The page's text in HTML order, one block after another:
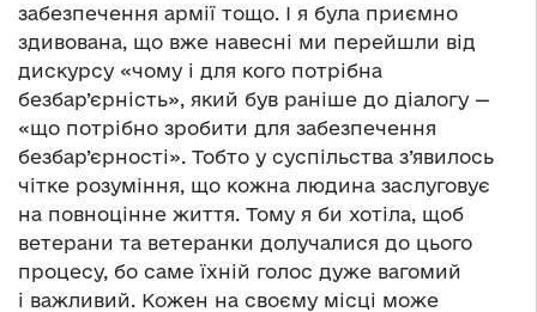
забезпечення армії тощо. І я була приємно
здивована, що вже навесні ми перейшли від
дискурсу «чому і для кого потрібна
безбар’єрність», який був раніше до діалогу —
«що потрібно зробити для забезпечення
безбар’єрності». Тобто у суспільства з’явилось
чітке розуміння, що кожна людина заслуговує
на повноцінне життя. Тому я би хотіла, щоб
ветерани та ветеранки долучалися до цього
процесу, бо саме їхній голос дуже вагомий
і важливий. Кожен на своєму місці може